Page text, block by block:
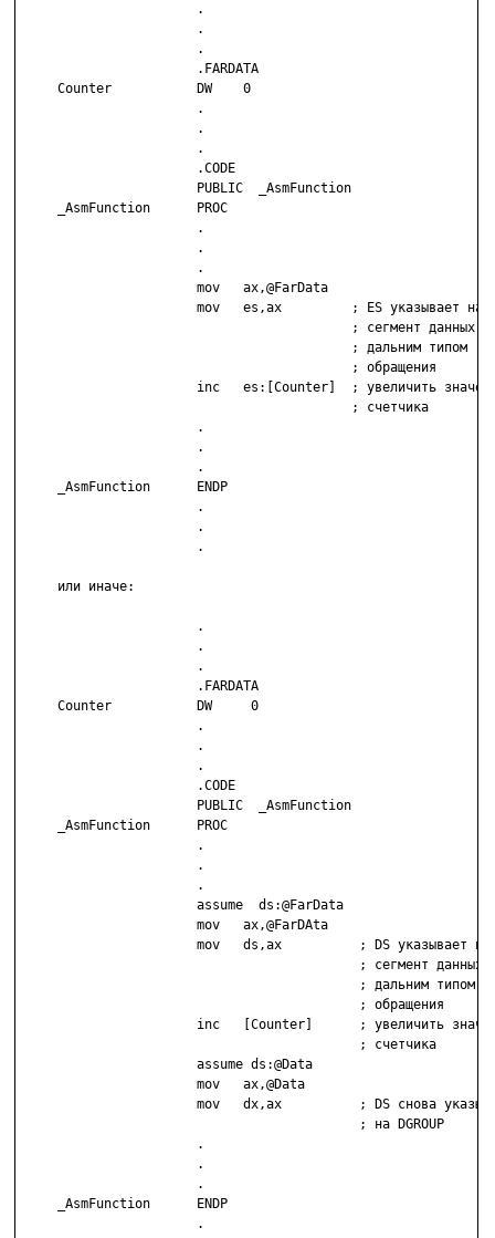
                       .
                       .
                       .
                       .FARDATA
     Counter           DW    0
                       .
                       .
                       .
                       .CODE
                       PUBLIC  _AsmFunction
     _AsmFunction      PROC
                       .
                       .
                       .
                       mov   ax,@FarData
                       mov   es,ax         ; ES указывает на
                                           ; сегмент данных с
                                           ; дальним типом
                                           ; обращения
inc   es:[Counter]  ; увеличить
                                           ; счетчика
                       .
                       .
                       .
     _AsmFunction      ENDP
                       .
                       .
                       .
     или иначе:
                       .
                       .
                       .
                       .FARDATA
     Counter           DW     0
                       .
                       .
                       .
                       .CODE
                       PUBLIC  _AsmFunction
     _AsmFunction      PROC
                       .
                       .
                       .
                       assume  ds:@FarData
                       mov   ax,@FarDAta
                       mov   ds,ax          ; DS указывает на
; сегмент данных
                                            ; дальним типом
                                            ; обращения
inc   [Counter]      ; увеличить
                                            ; счетчика
                       assume ds:@Data
                       mov   ax,@Data
mov   dx,ax          ; DS снова
                                            ; на DGROUP
                       .
                       .
                       .
     _AsmFunction      ENDP
                       .